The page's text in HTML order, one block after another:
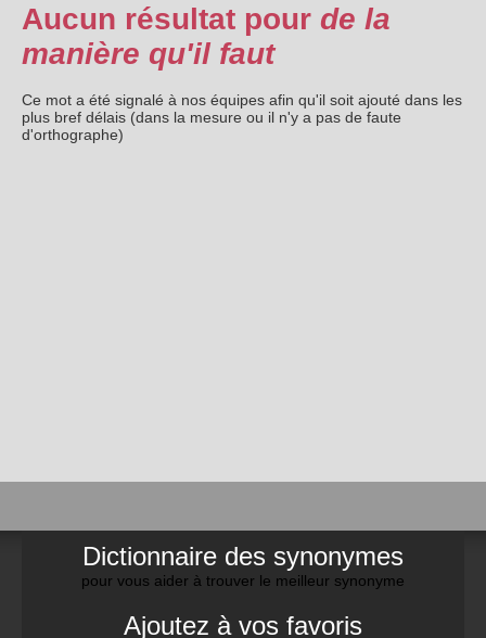
Aucun résultat pour de la
manière qu'il faut
Ce mot a été signalé à nos équipes afin qu'il soit ajouté dans les
plus bref délais (dans la mesure ou il n'y a pas de faute
d'orthographe)
Dictionnaire des synonymes
pour vous aider à trouver le meilleur synonyme
Ajoutez à vos favoris